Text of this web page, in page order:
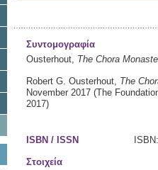
Συντομογραφία
Ousterhout, The Chora
Robert G. Ousterhout, The
November 2017 (The
2017)
ISBN / ISSN
Στοιχεία